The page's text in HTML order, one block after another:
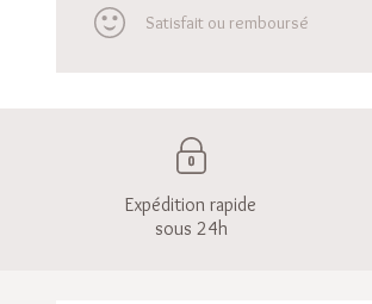
Satisfait ou remboursé
Expédition rapide
sous 24h